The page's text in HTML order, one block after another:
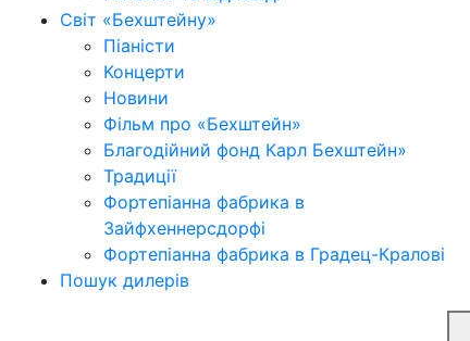
Світ «Бехштейну»
Піаністи
Концерти
Новини
Фільм про «Бехштейн»
Благодійний фонд Карл Бехштейн»
Традиції
Фортепіанна фабрика в
Зайфхеннерсдорфi
Фортепіанна фабрика в Градец-Краловi
Пошук дилерів